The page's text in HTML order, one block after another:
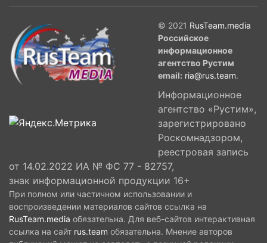
© 2021 RusTeam.media
Российское
информационное
агентство Рустим
email: ria@rus.team.
Информационное
агентство «Рустим»,
зарегистрировано
Роскомнадзором,
реестровая запись
от 14.02.2022 ИА № ФС 77 - 82757,
знак информационной продукции 16+
При полном или частичном использовании и
воспроизведении материалов сайтов ссылка на
RusTeam.media обязательна. Для веб-сайтов интерактивная
ссылка на сайт rus.team обязательна. Мнение авторов